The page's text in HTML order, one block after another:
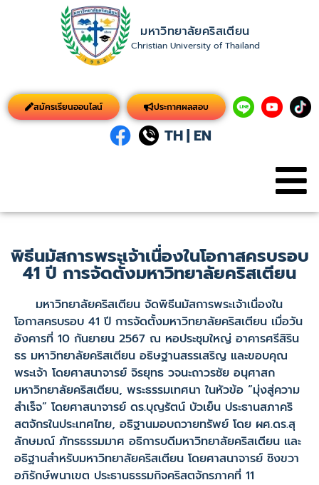
มหาวิทยาลัยคริสเตียน
Christian University of Thailand
สมัครเรียนออนไลน์ ประกาศผลสอบ
TH| EN
พิธีนมัสการพระเจ้าเนื่องในโอกาสครบรอบ
41 ปี การจัดตั้งมหาวิทยาลัยคริสเตียน
มหาวิทยาลัยคริสเตียน จัดพิธีนมัสการพระเจ้าเนื่องใน
โอกาสครบรอบ 41 ปี การจัดตั้งมหาวิทยาลัยคริสเตียน เมื่อวัน
อังคารที่ 10 กันยายน 2567 ณ หอประชุมใหญ่ อาคารศรีสิริน
ธร มหาวิทยาลัยคริสเตียน อธิษฐานสรรเสริญ และขอบคุณ
พระเจ้า โดยศาสนาจารย์ จิรยุทธ วจนะถาวรชัย อนุศาสก
มหาวิทยาลัยคริสเตียน, พระธรรมเทศนา ในหัวข้อ “มุ่งสู่ความ
สำเร็จ” โดยศาสนาจารย์ ดร.บุญรัตน์ บัวเย็น ประธานสภาคริ
สตจักรในประเทศไทย, อธิฐานมอบถวายทรัพย์ โดย ผศ.ดร.สุ
ลักษมณ์ ภัทรธรรมมาศ อธิการบดีมหาวิทยาลัยคริสเตียน และ
อธิฐานสำหรับมหาวิทยาลัยคริสเตียน โดยศาสนาจารย์ ชิงขวา
อภิรักษ์พนาเขต ประธานธรรมกิจคริสตจักรภาคที่ 11